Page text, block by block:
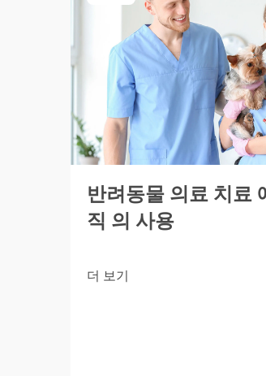
반려동물 의료 치료
직 의 사용
더 보기